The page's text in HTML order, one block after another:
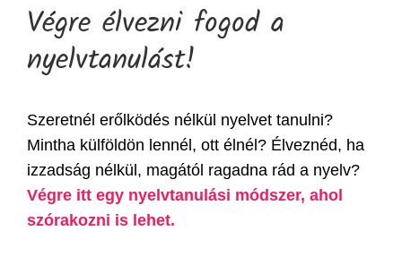
Végre élvezni fogod a
nyelvtanulást!
Szeretnél erőlködés nélkül nyelvet tanulni?
Mintha külföldön lennél, ott élnél? Élveznéd, ha
izzadság nélkül, magától ragadna rád a nyelv?
Végre itt egy nyelvtanulási módszer, ahol
szórakozni is lehet.